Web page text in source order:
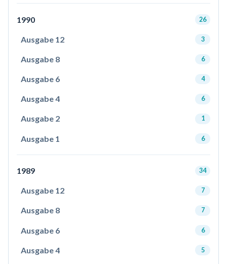
1990 26
Ausgabe 12 3
Ausgabe 8 6
Ausgabe 6 4
Ausgabe 4 6
Ausgabe 2 1
Ausgabe 1 6
1989 34
Ausgabe 12 7
Ausgabe 8 7
Ausgabe 6 6
Ausgabe 4 5